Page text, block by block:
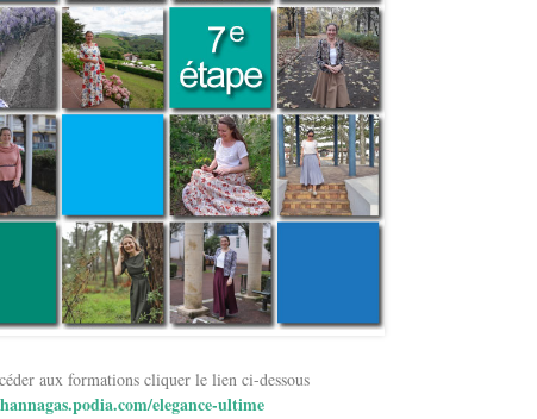
aux formations cliquer le lien ci-dessous
elegance-ultime